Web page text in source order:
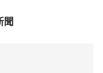
聞